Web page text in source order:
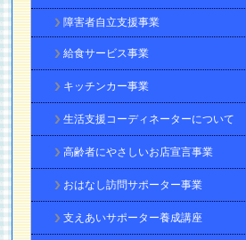
障害者自立支援事業
給食サービス事業
キッチンカー事業
生活支援コーディネーターについて
高齢者にやさしいお店宣言事業
おはなし訪問サポーター事業
支えあいサポーター養成講座